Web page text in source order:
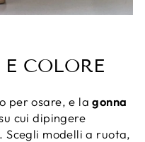
E COLORE
per osare, e lagonna
cui dipingere
Scegli modelli a ruota,